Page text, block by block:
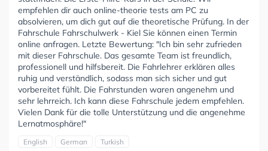
empfehlen dir auch online-theorie tests am PC zu
absolvieren, um dich gut auf die theoretische Prüfung. In der
Fahrschule Fahrschulwerk - Kiel Sie können einen Termin
online anfragen. Letzte Bewertung: "Ich bin sehr zufrieden
mit dieser Fahrschule. Das gesamte Team ist freundlich,
professionell und hilfsbereit. Die Fahrlehrer erklären alles
ruhig und verständlich, sodass man sich sicher und gut
vorbereitet fühlt. Die Fahrstunden waren angenehm und
sehr lehrreich. Ich kann diese Fahrschule jedem empfehlen.
Vielen Dank für die tolle Unterstützung und die angenehme
Lernatmosphäre!"
English German Turkish